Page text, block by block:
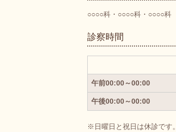
○○○○科・○○○○科・○○○○科
診察時間
午前00:00～00:00
午後00:00～00:00
※日曜日と祝日は休診です。